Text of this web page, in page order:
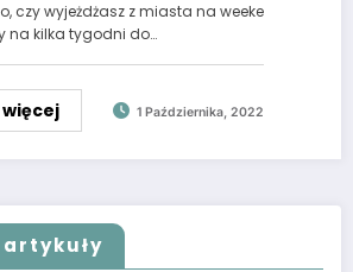
czy wyjeżdżasz z miasta na weeke
na kilka tygodni do…
więcej 1 Października, 2022